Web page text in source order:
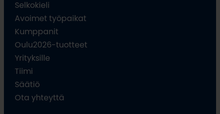
Selkokieli
Avoimet työpaikat
Kumppanit
Oulu2026-tuotteet
Yrityksille
Tiimi
Säätiö
Ota yhteyttä